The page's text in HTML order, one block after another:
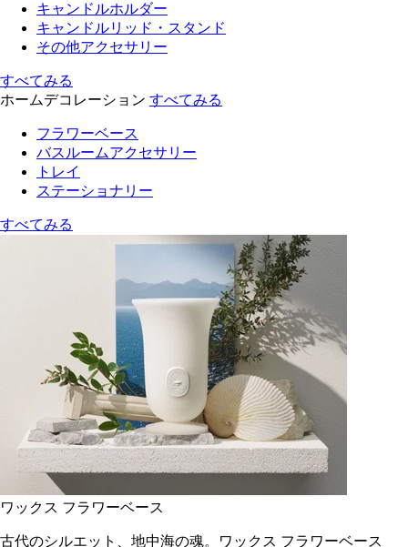
キャンドルホルダー
キャンドルリッド・スタンド
その他アクセサリー
すべてみる
ホームデコレーション すべてみる
フラワーベース
バスルームアクセサリー
トレイ
ステーショナリー
すべてみる
ワックス フラワーベース
古代のシルエット、地中海の魂。ワックス フラワーベース